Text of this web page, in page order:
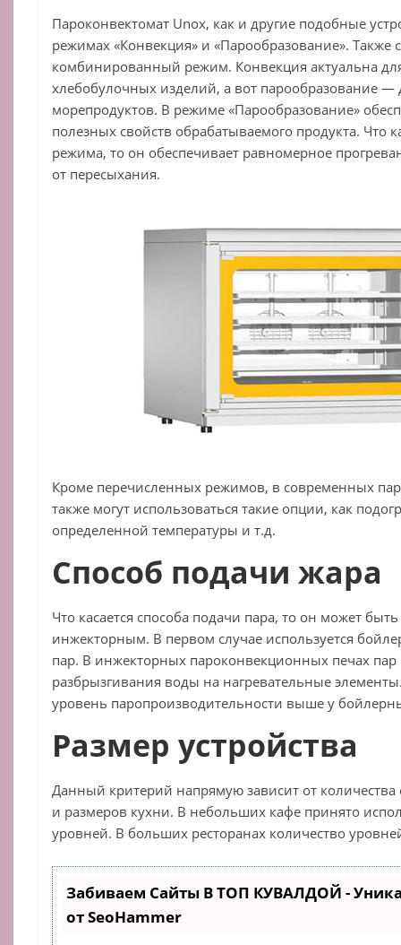
Пароконвектомат Unox, как и другие подобные
режимах «Конвекция» и «Парообразование». Также
комбинированный режим. Конвекция актуальна
хлебобулочных изделий, а вот парообразование
морепродуктов. В режиме «Парообразование»
полезных свойств обрабатываемого продукта. Что
режима, то он обеспечивает равномерное
от пересыхания.
Кроме перечисленных режимов, в современных
также могут использоваться такие опции, как
определенной температуры и т.д.
Способ подачи жара
Что касается способа подачи пара, то он может
инжекторным. В первом случае используется
пар. В инжекторных пароконвекционных печах пар
разбрызгивания воды на нагревательные
уровень паропроизводительности выше у
Размер устройства
Данный критерий напрямую зависит от
и размеров кухни. В небольших кафе принято
уровней. В больших ресторанах количество
Забиваем Сайты В ТОП КУВАЛДОЙ -
от SeoHammer